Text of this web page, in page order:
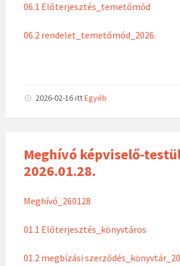
06.1 Előterjesztés_temetőmód
06.2 rendelet_temetőmód_2026.
2026-02-16ittEgyéb
Meghívó képviselő-
2026.01.28.
Meghívó_260128
01.1 Előterjesztés_könyvtáros
01.2 megbízási